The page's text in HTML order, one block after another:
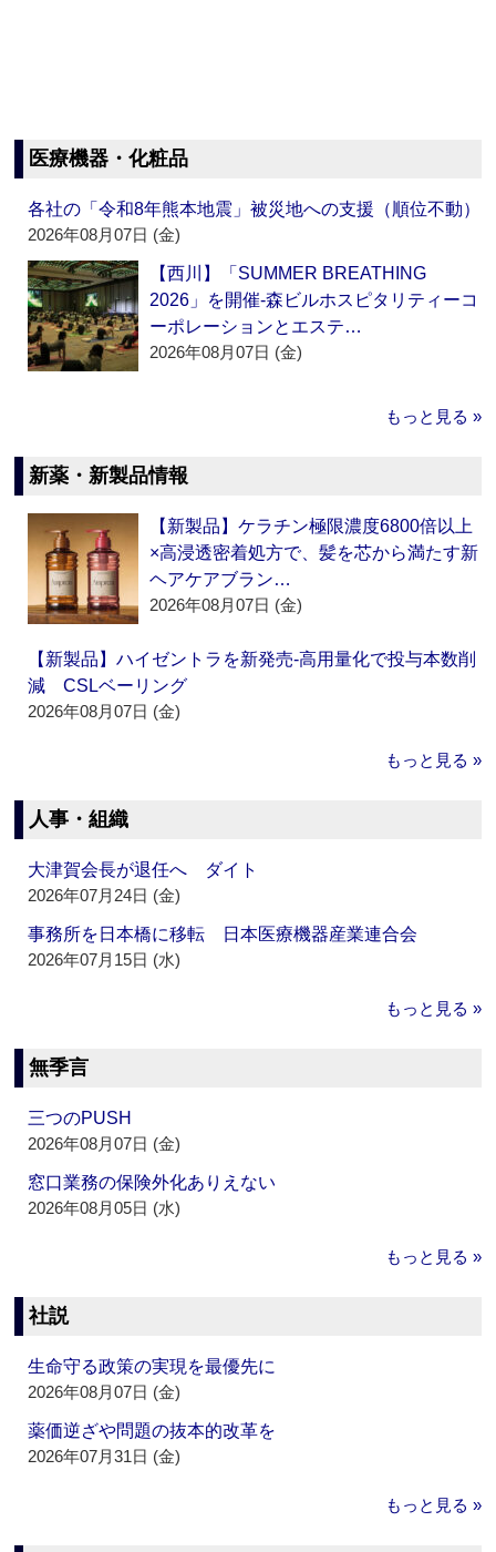
医療機器・化粧品
各社の「令和8年熊本地震」被災地への支援（順位不動）
2026年08月07日 (金)
【西川】「SUMMER BREATHING
2026」を開催‐森ビルホスピタリティーコ
ーポレーションとエステ…
2026年08月07日 (金)
もっと見る »
新薬・新製品情報
【新製品】ケラチン極限濃度6800倍以上
×高浸透密着処方で、髪を芯から満たす新
ヘアケアブラン…
2026年08月07日 (金)
【新製品】ハイゼントラを新発売‐高用量化で投与本数削
減 CSLベーリング
2026年08月07日 (金)
もっと見る »
人事・組織
大津賀会長が退任へ ダイト
2026年07月24日 (金)
事務所を日本橋に移転 日本医療機器産業連合会
2026年07月15日 (水)
もっと見る »
無季言
三つのPUSH
2026年08月07日 (金)
窓口業務の保険外化ありえない
2026年08月05日 (水)
もっと見る »
社説
生命守る政策の実現を最優先に
2026年08月07日 (金)
薬価逆ざや問題の抜本的改革を
2026年07月31日 (金)
もっと見る »